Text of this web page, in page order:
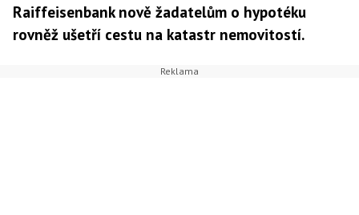
Raiffeisenbank nově žadatelům o hypotéku
rovněž ušetří cestu na katastr nemovitostí.